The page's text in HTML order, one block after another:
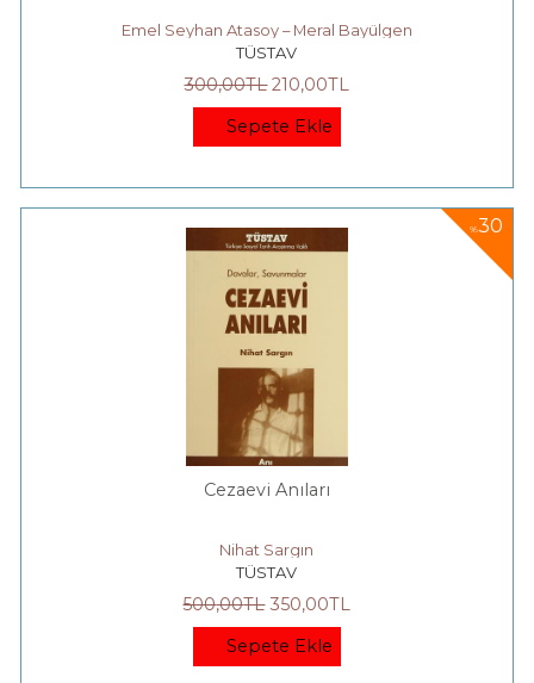
Emel Seyhan Atasoy – Meral Bayülgen
TÜSTAV
300,00TL 210,00TL
Sepete Ekle
%30
Cezaevi Anıları
Nihat Sargın
TÜSTAV
500,00TL 350,00TL
Sepete Ekle